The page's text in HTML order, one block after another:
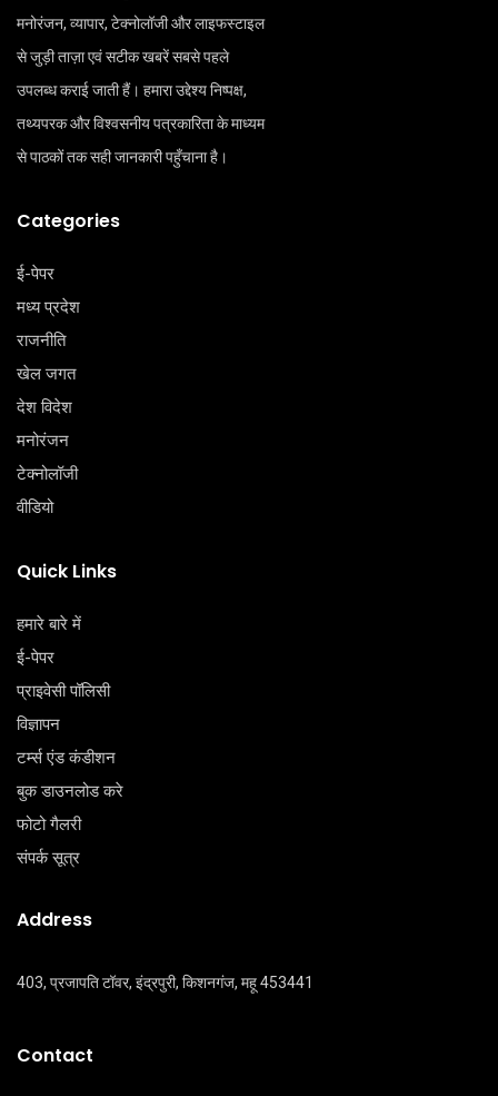
मनोरंजन, व्यापार, टेक्नोलॉजी और लाइफस्टाइल
से जुड़ी ताज़ा एवं सटीक खबरें सबसे पहले
उपलब्ध कराई जाती हैं। हमारा उद्देश्य निष्पक्ष,
तथ्यपरक और विश्वसनीय पत्रकारिता के माध्यम
से पाठकों तक सही जानकारी पहुँचाना है।
Categories
ई-पेपर
मध्य प्रदेश
राजनीति
खेल जगत
देश विदेश
मनोरंजन
टेक्‍नोलॉजी
वीडियो
Quick Links
हमारे बारे में
ई-पेपर
प्राइवेसी पॉलिसी
विज्ञापन
टर्म्स एंड कंडीशन
बुक डाउनलोड करे
फोटो गैलरी
संपर्क सूत्र
Address
403, प्रजापति टॉवर, इंद्रपुरी, किशनगंज, महू 453441
Contact